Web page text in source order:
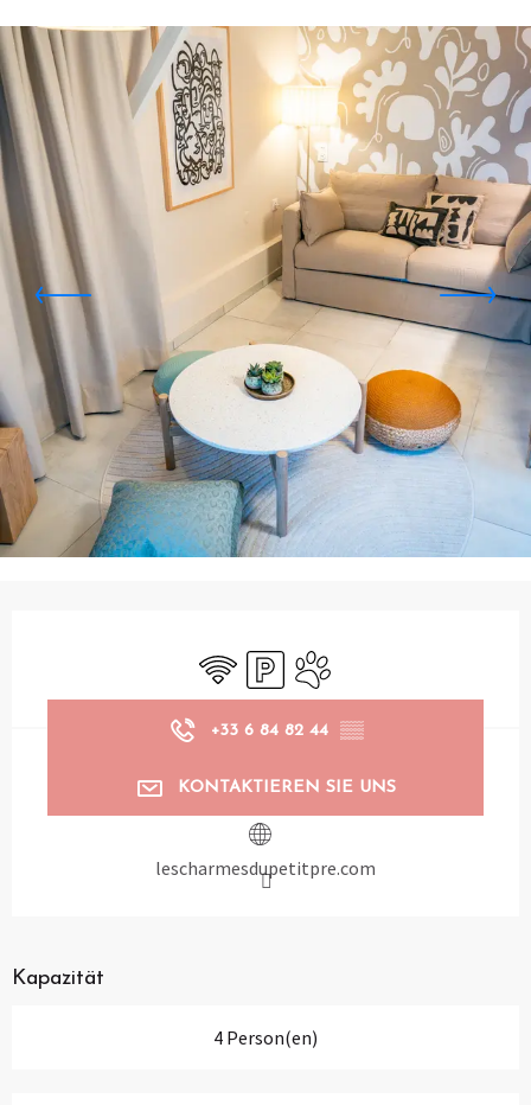
Wi-Fi ParkplatzTiere erlaubt
+33 6 84 82 44 ▒▒
KONTAKTIEREN SIE UNS
lescharmesdupetitpre.com
Kapazität
4 Person(en)